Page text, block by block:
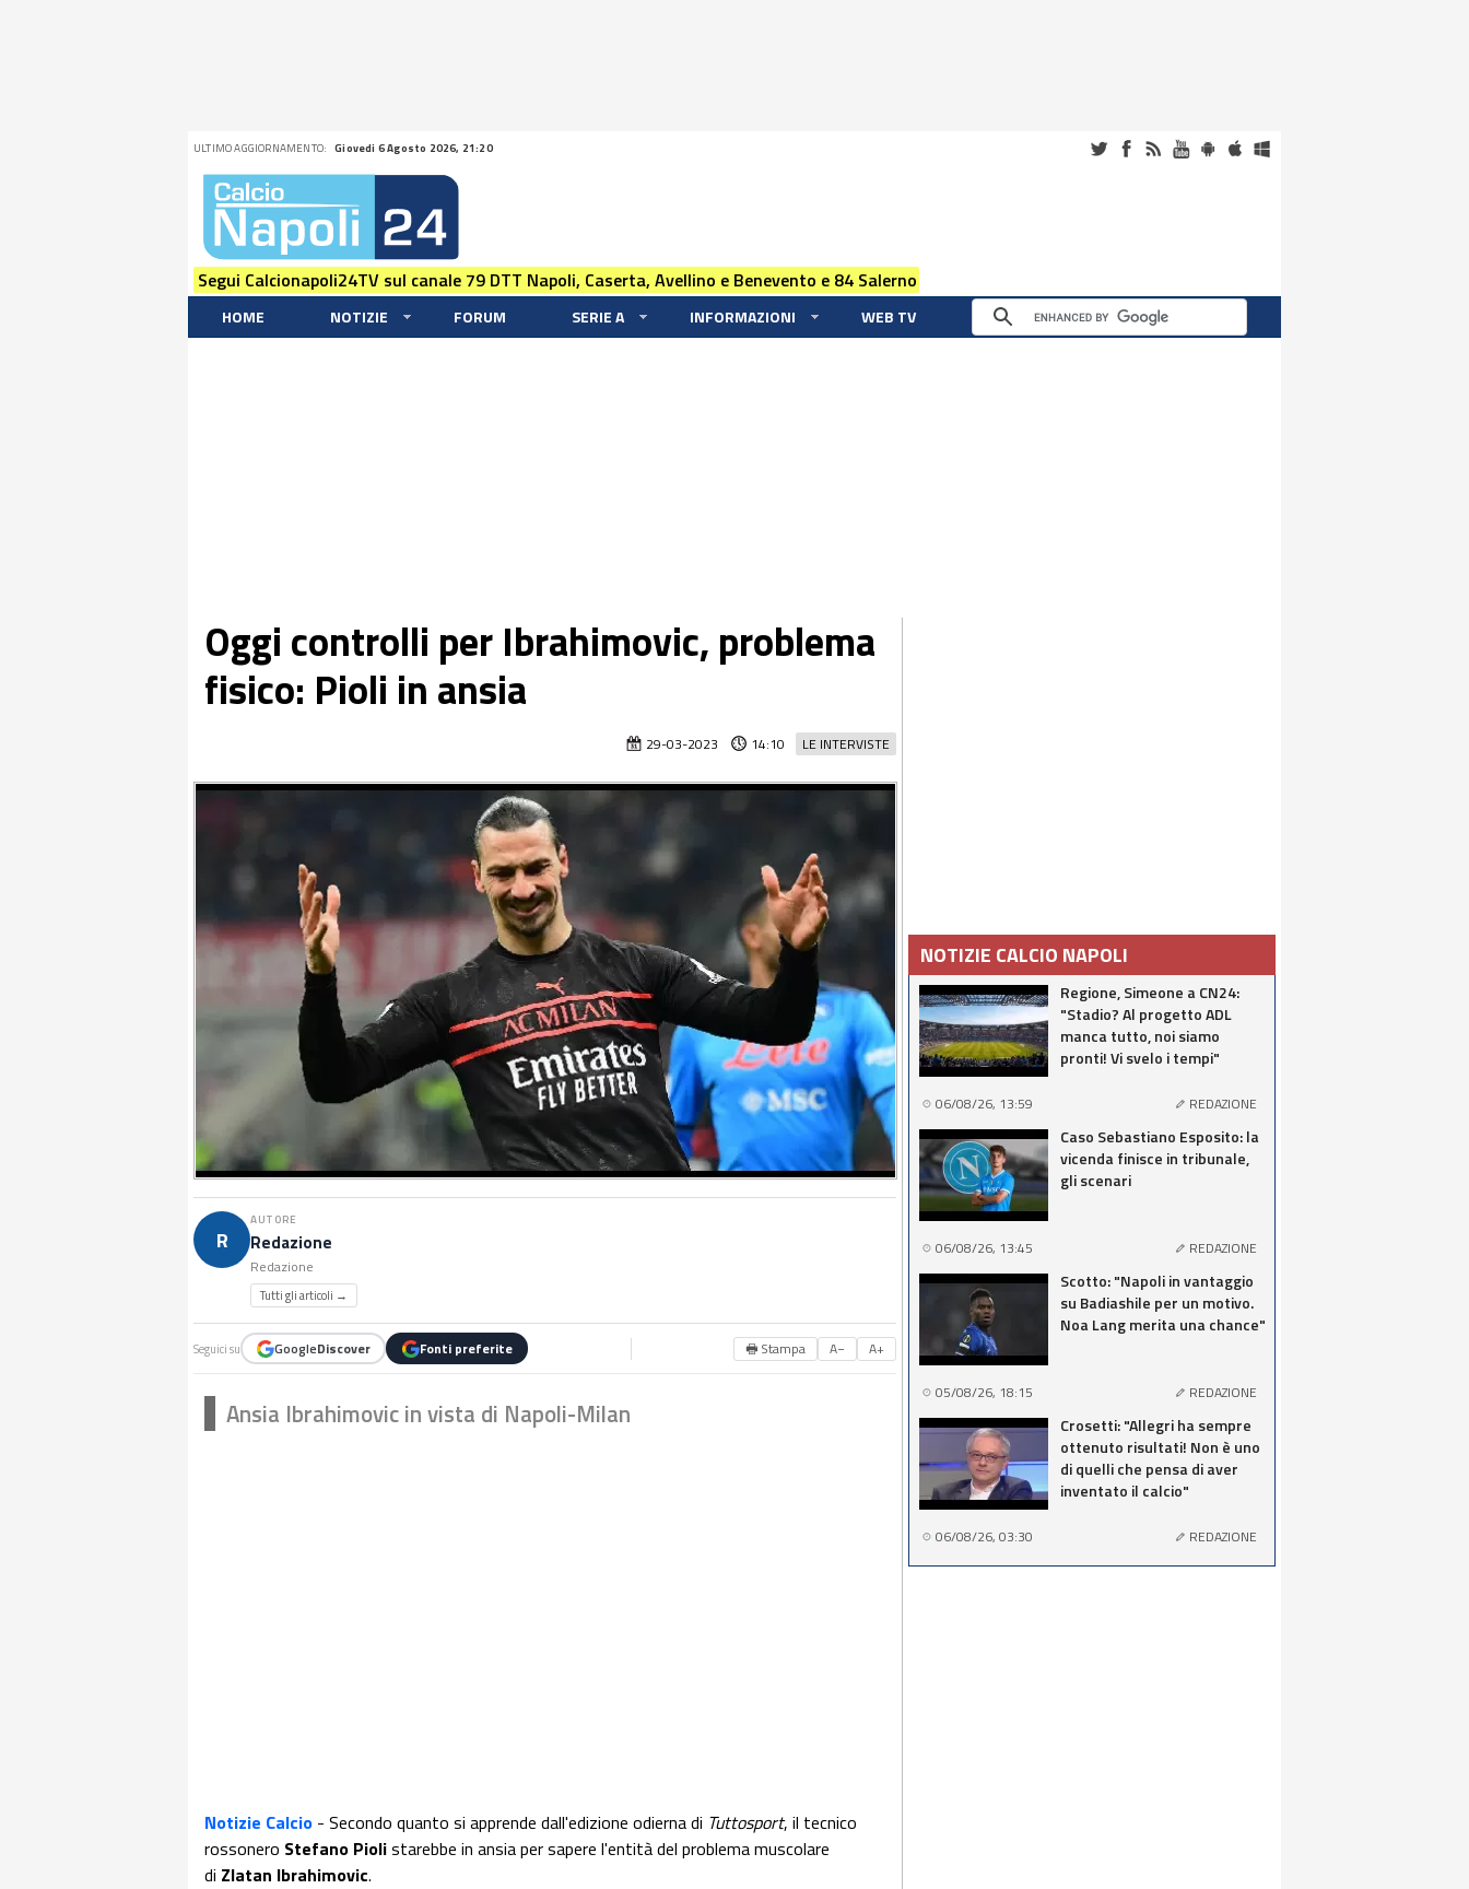
ULTIMO AGGIORNAMENTO: Giovedi 6 Agosto 2026, 21:20
Segui Calcionapoli24TV sul canale 79 DTT Napoli, Caserta, Avellino e Benevento e 84 Salerno
HOME NOTIZIE FORUM SERIE A INFORMAZIONI WEB TV
Oggi controlli per Ibrahimovic, problema
fisico: Pioli in ansia
LE INTERVISTE
29-03-2023 14:10
R
AUTORE
Redazione
Redazione
Tutti gli articoli →
Seguici su GoogleDiscover Fonti preferite 🖶 Stampa A− A+
Ansia Ibrahimovic in vista di Napoli-Milan
Notizie Calcio - Secondo quanto si apprende dall'edizione odierna di Tuttosport, il tecnico
rossonero Stefano Piolistarebbe in ansia per sapere l'entità del problema muscolare
di Zlatan Ibrahimovic.
NOTIZIE CALCIO NAPOLI
Regione, Simeone a CN24:
"Stadio? Al progetto ADL
manca tutto, noi siamo
pronti! Vi svelo i tempi"
06/08/26, 13:59 REDAZIONE
Caso Sebastiano Esposito: la
vicenda finisce in tribunale,
gli scenari
06/08/26, 13:45 REDAZIONE
Scotto: "Napoli in vantaggio
su Badiashile per un motivo.
Noa Lang merita una chance"
05/08/26, 18:15 REDAZIONE
Crosetti: "Allegri ha sempre
ottenuto risultati! Non è uno
di quelli che pensa di aver
inventato il calcio"
06/08/26, 03:30 REDAZIONE